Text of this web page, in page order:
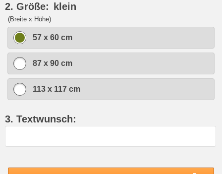
2. Größe: klein
(Breite x Höhe)
57 x 60 cm
87 x 90 cm
113 x 117 cm
3. Textwunsch: